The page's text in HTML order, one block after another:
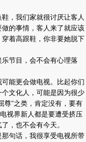
，我们家就很讨厌让客人
的事情，客人来了就应该
着高跟鞋，你非要她脱下
节目，会不会有心理落
能更会做电视。比起你们
文化人，可能是因为很少
尊”之类，肯定没有，要有
视界新人都是要遭受挤压
，也不会有今天。
句话，我很享受电视所带